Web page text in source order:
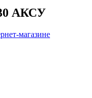
АКСУ
магазине